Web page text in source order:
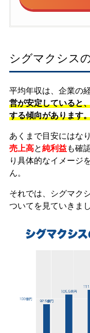
シグマクシス
平均年収は、企業の
営が安定していると
する傾向があります
あくまで目安にはな
売上高と純利益も確
り具体的なイメージ
ん。
それでは、シグマク
ついてを見ていきまし